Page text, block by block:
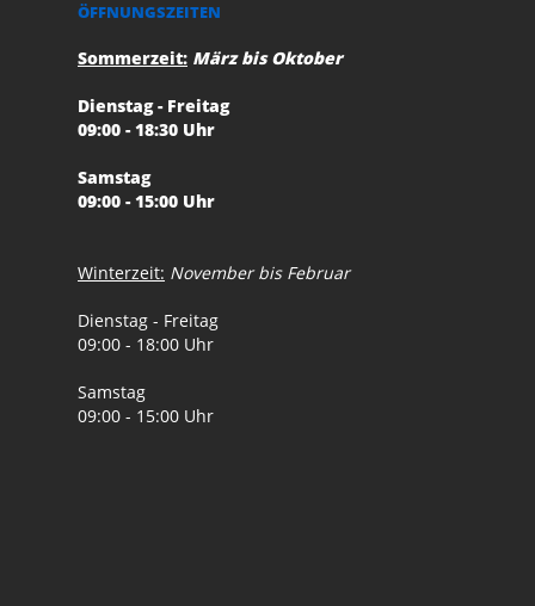
ÖFFNUNGSZEITEN
Sommerzeit: März bis Oktober
Dienstag - Freitag
09:00 - 18:30 Uhr
Samstag
09:00 - 15:00 Uhr
Winterzeit: November bis Februar
Dienstag - Freitag
09:00 - 18:00 Uhr
Samstag
09:00 - 15:00 Uhr